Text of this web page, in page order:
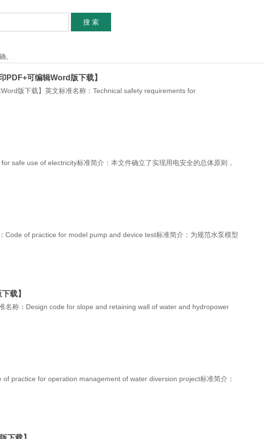
搜 索
。
PDF+可编辑Word版下载】
版下载】英文标准名称：Technical safety requirements for
safe use of electricity标准简介：本文件确立了实现用电安全的总体原则，
Code of practice for model pump and device test标准简介：为规范水泵模型
载】
名称：Design code for slope and retaining wall of water and hydropower
practice for operation management of water diversion project标准简介：